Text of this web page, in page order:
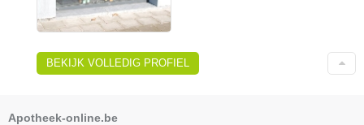
BEKIJK VOLLEDIG PROFIEL
Apotheek-online.be